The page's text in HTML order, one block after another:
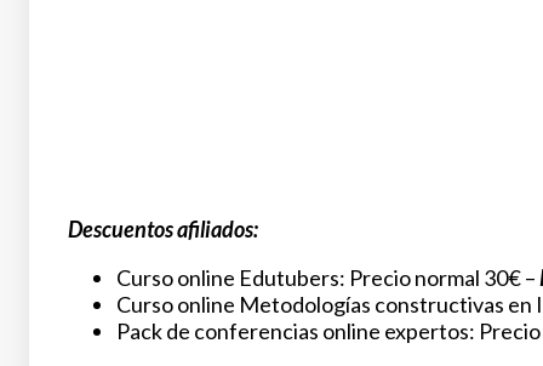
Descuentos afiliados:
Curso online Edutubers: Precio normal 30€ –
Curso online Metodologías constructivas en
Pack de conferencias online expertos: